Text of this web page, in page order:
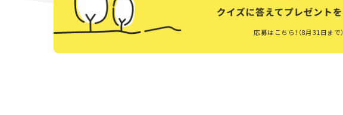
応募はこちら！（8月31日まで）